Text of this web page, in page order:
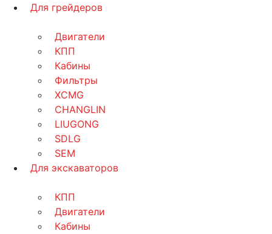
Для грейдеров
Двигатели
КПП
Кабины
Фильтры
XCMG
CHANGLIN
LIUGONG
SDLG
SEM
Для экскаваторов
КПП
Двигатели
Кабины